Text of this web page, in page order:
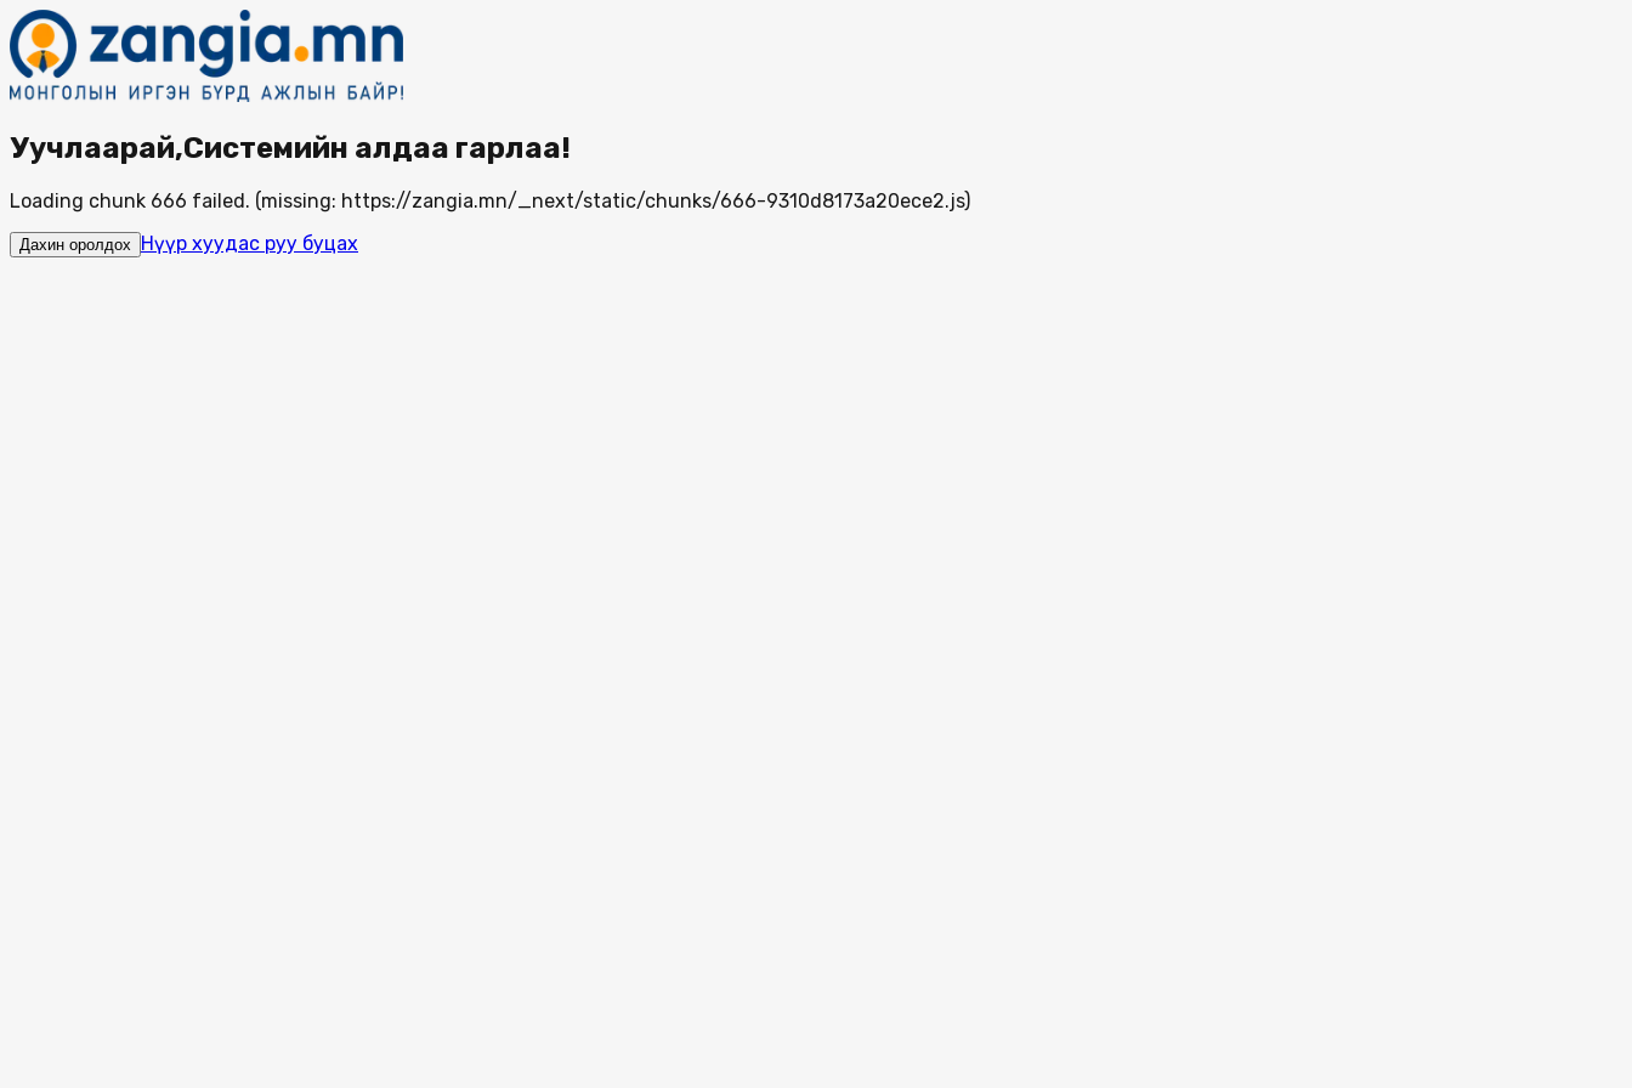
Уучлаарай,Системийн алдаа гарлаа!
Loading chunk 666 failed. (missing: https://zangia.mn/_next/static/chunks/666-9310d8173a20ece2.js)
Дахин оролдох Нүүр хуудас руу буцах